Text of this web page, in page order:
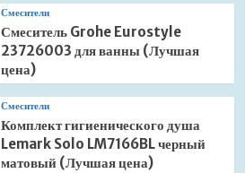
Смесители
Смеситель Grohe Eurostyle
23726003 для ванны (Лучшая
цена)
Смесители
Комплект гигиенического душа
Lemark Solo LM7166BL черный
матовый (Лучшая цена)